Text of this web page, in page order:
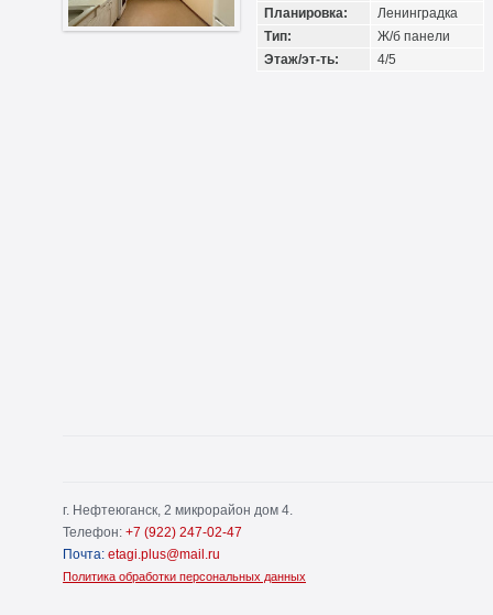
Планировка:
Ленинградка
Тип:
Ж/б панели
Этаж/эт-ть:
4/5
г. Нефтеюганск, 2 микрорайон дом 4.
Телефон: +7 (922) 247-02-47
Почта: etagi.plus@mail.ru
Политика обработки персональных данных